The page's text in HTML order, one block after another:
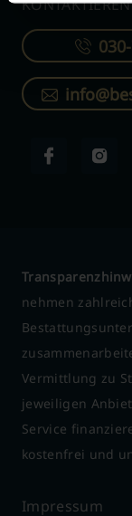
nehmen
Vermittlung zu
jeweiligen
Service
kostenfrei und
Impressum